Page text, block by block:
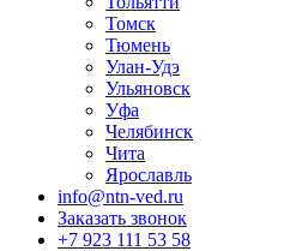
Томск
Тюмень
Улан-Удэ
Ульяновск
Уфа
Челябинск
Чита
Ярославль
info@ntn-ved.ru
Заказать звонок
+7 923 111 53 58